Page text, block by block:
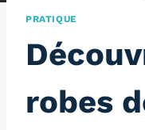
PRATIQUE
robes